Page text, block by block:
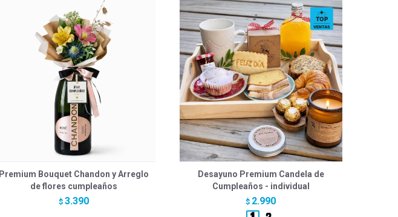
Premium Bouquet Chandon y Arreglo
de flores cumpleaños
$ 3.390
Desayuno Premium Candela de
Cumpleaños - individual
$ 2.990